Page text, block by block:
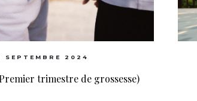
SEPTEMBRE 2024
trimestre de grossesse)